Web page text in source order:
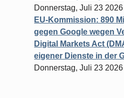
Donnerstag, Juli 23 2026
EU-Kommission: 890
gegen Google wegen
Digital Markets Act
eigener Dienste in der
Donnerstag, Juli 23 2026